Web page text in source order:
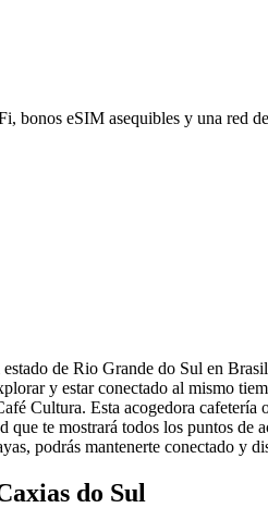
bonos eSIM asequibles y una red
de Rio Grande do Sul en
y estar conectado al mismo
Cultura. Esta acogedora
que te mostrará todos los puntos
podrás mantenerte conectado y
do Sul